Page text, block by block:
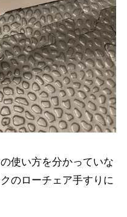
使い方を分かっていな
のローチェア手すりに